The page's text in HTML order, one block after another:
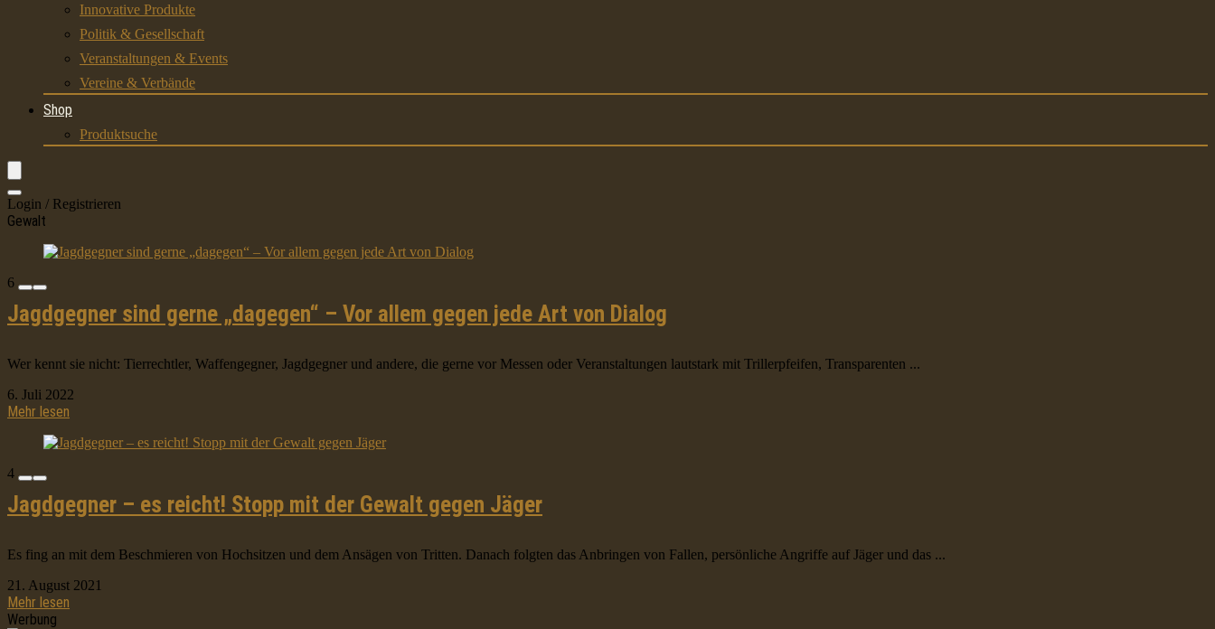
Innovative Produkte
Politik & Gesellschaft
Veranstaltungen & Events
Vereine & Verbände
Shop
Produktsuche
Login / Registrieren
Gewalt
6
Jagdgegner sind gerne „dagegen“ – Vor allem gegen jede Art von Dialog
Wer kennt sie nicht: Tierrechtler, Waffengegner, Jagdgegner und andere, die gerne vor Messen oder Veranstaltungen lautstark mit Trillerpfeifen, Transparenten ...
6. Juli 2022
Mehr lesen
4
Jagdgegner – es reicht! Stopp mit der Gewalt gegen Jäger
Es fing an mit dem Beschmieren von Hochsitzen und dem Ansägen von Tritten. Danach folgten das Anbringen von Fallen, persönliche Angriffe auf Jäger und das ...
21. August 2021
Mehr lesen
Werbung